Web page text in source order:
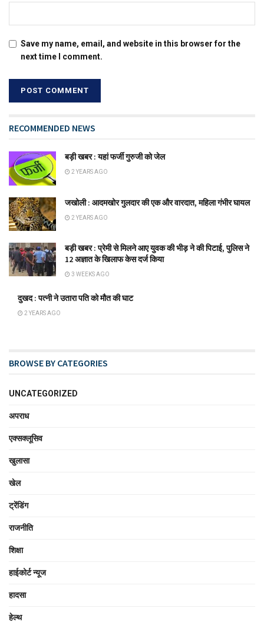
Save my name, email, and website in this browser for the
next time I comment.
RECOMMENDED NEWS
बड़ी खबर : यहां फर्जी गुरुजी को जेल
2 YEARS AGO
जखोली : आदमखोर गुलदार की एक और वारदात, महिला गंभीर घायल
2 YEARS AGO
बड़ी खबर : प्रेमी से मिलने आए युवक की भीड़ ने की पिटाई, पुलिस ने
12 अज्ञात के खिलाफ केस दर्ज किया
3 WEEKS AGO
दुखद : पत्नी ने उतारा पति को मौत की घाट
2 YEARS AGO
BROWSE BY CATEGORIES
UNCATEGORIZED
अपराध
एक्सक्लूसिव
खुलासा
खेल
ट्रेंडिंग
राजनीति
शिक्षा
हाईकोर्ट न्यूज
हादसा
हेल्थ